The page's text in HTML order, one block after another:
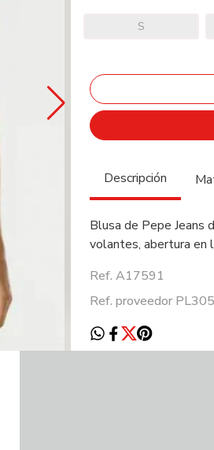
S
Descripción
Blusa de Pepe Jeans
volantes, abertura en
Ref. A17591
Ref. proveedor